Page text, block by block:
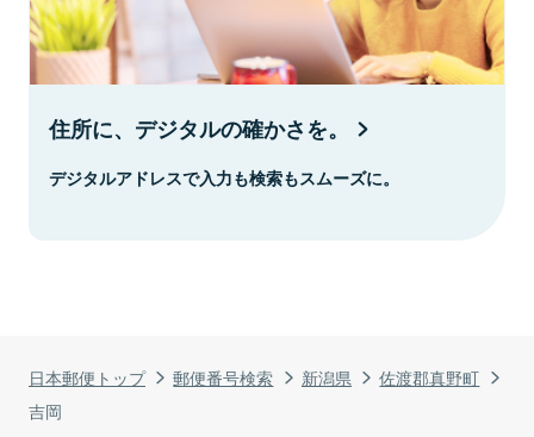
日本郵便トップ 郵便番号検索 新潟県
佐渡郡真野町
吉岡
住所に、デジタルの確かさを。
デジタルアドレスで入力も検索もスムーズに。